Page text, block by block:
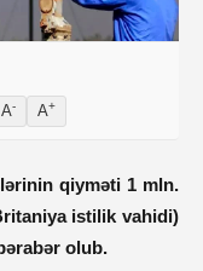
A- A+
qiyməti 1 mln.
istilik vahidi)
olub.